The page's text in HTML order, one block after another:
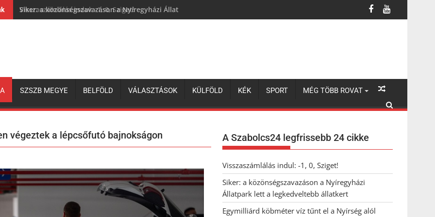
Siker: a közönségszavazáson a Nyíregyházi Állatpark lett a legkedveltebb állatkert
SZSZB MEGYE BELFÖLD VÁLASZTÁSOK KÜLFÖLD KÉK SPORT MÉG TÖBB ROVAT
végeztek a lépcsőfutó bajnokságon A Szabolcs24 legfrissebb 24 cikke
Visszaszámlálás indul: -1, 0, Sziget!
Siker: a közönségszavazáson a Nyíregyházi
Állatpark lett a legkedveltebb állatkert
Egymilliárd köbméter víz tűnt el a Nyírség alól